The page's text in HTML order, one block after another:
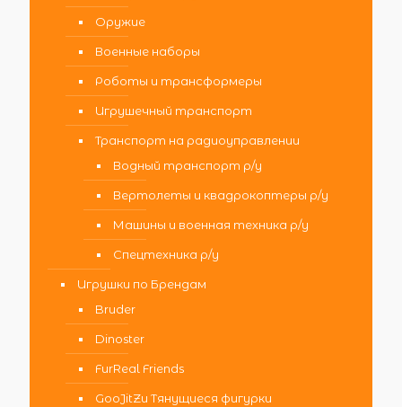
Оружие
Военные наборы
Роботы и трансформеры
Игрушечный транспорт
Транспорт на радиоуправлении
Водный транспорт р/у
Вертолеты и квадрокоптеры р/у
Машины и военная техника р/у
Спецтехника р/у
Игрушки по Брендам
Bruder
Dinoster
FurReal Friends
GooJitZu Тянущиеся фигурки